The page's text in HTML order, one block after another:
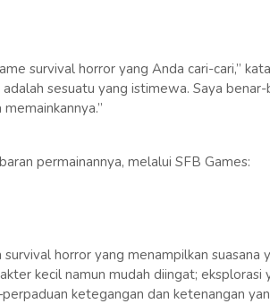
survival horror yang Anda cari-cari,”
adalah sesuatu yang istimewa. Saya
permainannya, melalui SFB Games:
survival horror yang menampilkan
kecil namun mudah diingat;
ketegangan dan ketenangan